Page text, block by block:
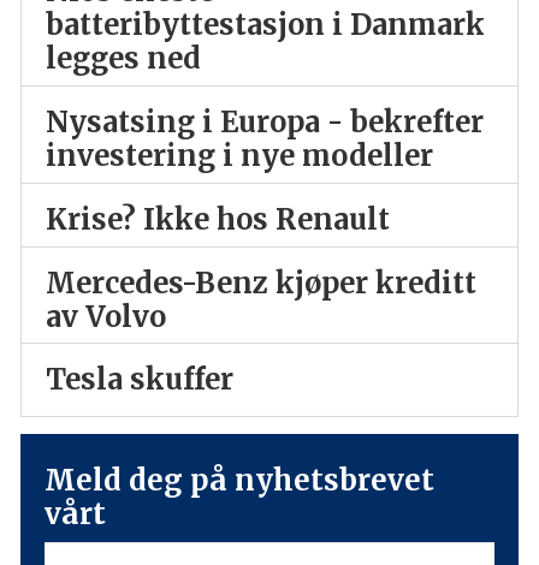
batteribyttestasjon i Danmark
legges ned
Nysatsing i Europa - bekrefter
investering i nye modeller
Krise? Ikke hos Renault
Mercedes-Benz kjøper kreditt
av Volvo
Tesla skuffer
Meld deg på nyhetsbrevet
vårt